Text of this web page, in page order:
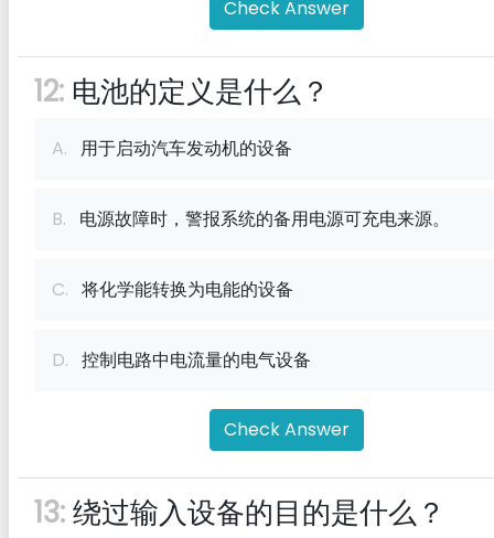
Check Answer
12: 电池的定义是什么？
A. 用于启动汽车发动机的设备
B. 电源故障时，警报系统的备用电源可充电来源。
C. 将化学能转换为电能的设备
D. 控制电路中电流量的电气设备
Check Answer
13:绕过输入设备的目的是什么？